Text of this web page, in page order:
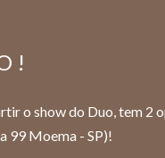
!
o show do Duo, tem 2
99 Moema - SP)!